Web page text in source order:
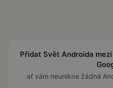
Přidat Svět Androida
ať vám neunikne žádná